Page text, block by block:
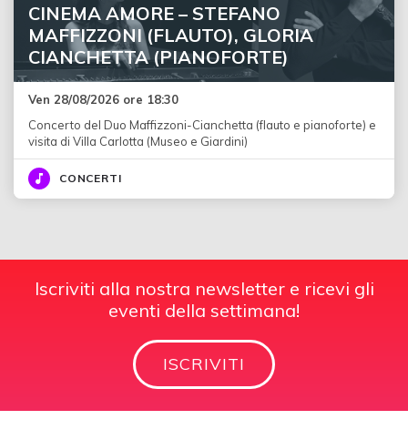
CINEMA AMORE – STEFANO
MAFFIZZONI (FLAUTO), GLORIA
CIANCHETTA (PIANOFORTE)
Ven 28/08/2026 ore 18:30
Concerto del Duo Maffizzoni-Cianchetta (flauto e pianoforte) e
visita di Villa Carlotta (Museo e Giardini)
CONCERTI
Iscriviti alla nostra newsletter e ricevi gli
eventi della settimana!
ISCRIVITI